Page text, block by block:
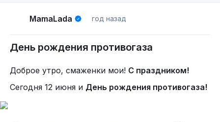
в полемику с американским профессором
который высказывается в пользу замораживания
существующих ядерных арсеналов СССР и США,
Сахаров призывает США, Запад ни при каких
ограничениями в гонке вооружений, ядерных
MamaLada год назад
День рождения противогаза
Доброе утро, смаженки мои! С праздником!
Сегодня 12 июня и День рождения противогаза!